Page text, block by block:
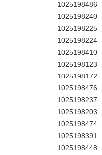
1025198486
1025198240
1025198225
1025198224
1025198410
1025198123
1025198172
1025198476
1025198237
1025198203
1025198474
1025198391
1025198448